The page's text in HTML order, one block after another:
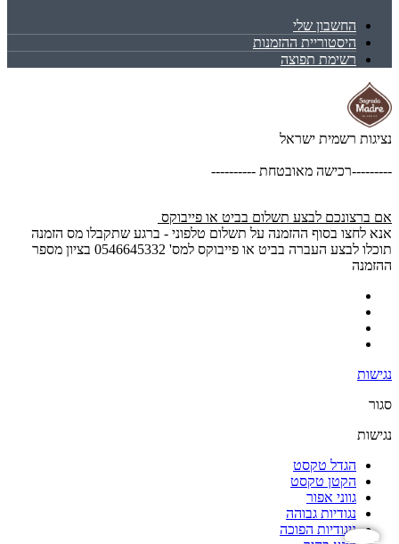
החשבון שלי
היסטוריית ההזמנות
רשימת תפוצה
נגישות
נציגות רשמית ישראל
---------רכישה מאובטחת ----------
אם ברצונכם לבצע תשלום בביט או פייבוקס
אנא לחצו בסוף ההזמנה על תשלום טלפוני - ברגע שתקבלו מס הזמנה
תוכלו לבצע העברה בביט או פייבוקס למס' 0546645332 בציון מספר
ההזמנה
נגישות
סגור
נגישות
הגדל טקסט
הקטן טקסט
גווני אפור
נגודיות גבוהה
ניגודיות הפוכה